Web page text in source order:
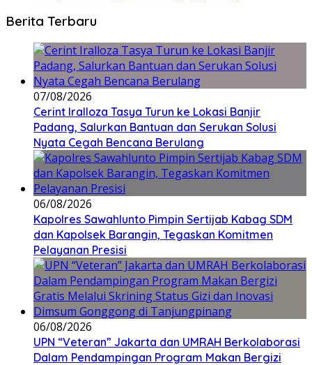
Berita Terbaru
07/08/2026
Cerint Iralloza Tasya Turun ke Lokasi Banjir
Padang, Salurkan Bantuan dan Serukan Solusi
Nyata Cegah Bencana Berulang
06/08/2026
Kapolres Sawahlunto Pimpin Sertijab Kabag SDM
dan Kapolsek Barangin, Tegaskan Komitmen
Pelayanan Presisi
06/08/2026
UPN “Veteran” Jakarta dan UMRAH Berkolaborasi
Dalam Pendampingan Program Makan Bergizi